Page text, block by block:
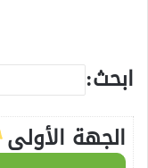
ابحث:
الجهة الأولى